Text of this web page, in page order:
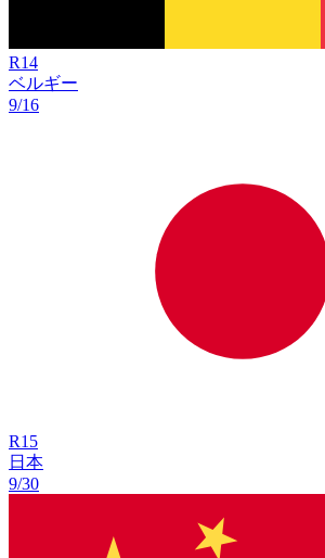
R14
ベルギー
9/16
R15
日本
9/30